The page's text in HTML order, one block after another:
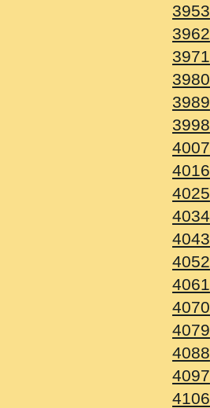
3953
3962
3971
3980
3989
3998
4007
4016
4025
4034
4043
4052
4061
4070
4079
4088
4097
4106